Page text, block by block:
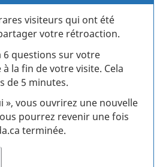
visiteurs qui ont été
votre rétroaction.
6 questions sur votre
la fin de votre visite. Cela
de 5 minutes.
», vous ouvrirez une nouvelle
pourrez revenir une fois
terminée.